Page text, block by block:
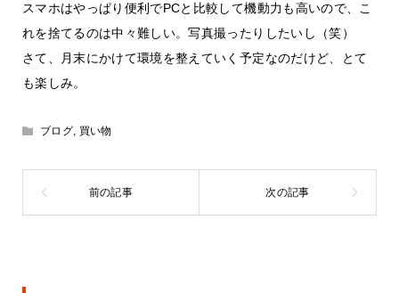
スマホはやっぱり便利でPCと比較して機動力も高いので、こ
れを捨てるのは中々難しい。写真撮ったりしたいし（笑）
さて、月末にかけて環境を整えていく予定なのだけど、とて
も楽しみ。
ブログ, 買い物